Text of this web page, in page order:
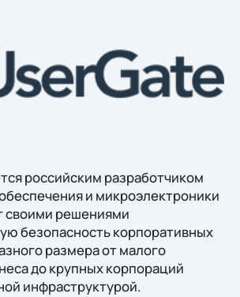
российским разработчиком
и микроэлектроники
своими решениями
безопасность корпоративных
размера от малого
до крупных корпораций
инфраструктурой.